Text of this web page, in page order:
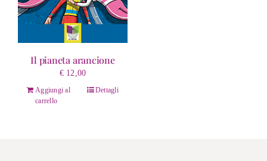
Il pianeta arancione
€12,00
Aggiungi al
carrello
Dettagli